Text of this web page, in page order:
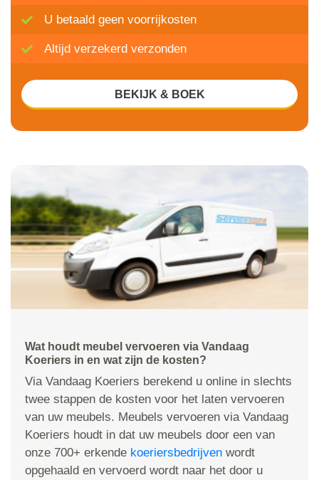
Wat houdt meubel vervoeren via Vandaag
Koeriers in en wat zijn de kosten?
Via Vandaag Koeriers berekend u online in slechts
twee stappen de kosten voor het laten vervoeren
van uw meubels. Meubels vervoeren via Vandaag
Koeriers houdt in dat uw meubels door een van
onze 700+ erkende koeriersbedrijven wordt
opgehaald en vervoerd wordt naar het door u
U betaald geen voorrijkosten
Altijd verzekerd verzonden
BEKIJK & BOEK